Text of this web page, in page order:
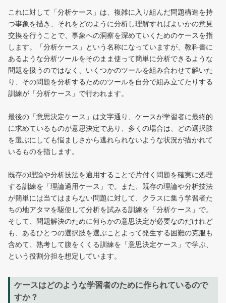
これに対して「分析ケース」は、複雑に入り組んだ問題構造を持
つ事象を描き、それをどのように分析し理解すればよいかの意見
交換を行うことで、事象への洞察を深めていくためのケースを指
します。「分析ケース」という名称になっていますが、教科書に
あるような分析ツールをそのまま使って簡単に分析できるような
問題を扱うのではなく、いくつかのツールを組み合わせて解いた
り、その問題を分析するためのツールを自分で組み立てたりする
訓練が「分析ケース」で行われます。
最後の「意思決定ケース」は文字通り、ケースが学習者に最終的
に求めているものが意思決定であり、多くの場合は、どの選択肢
を選ぶにしても悩ましさから逃れられないような状況が描かれて
いるものを指します。
既存の理論や分析技法を適用することで片付く問題を確実に処理
する訓練を「理論適用ケース」で。また、既存の理論や分析技法
が簡単には当てはまらない問題に対して、クラスに集う学習者た
ちの地アタマを駆使して分析を試みる訓練を「分析ケース」で。
そして、問題解決のために何らかの意思決定が必要なのだけれど
も、あるひとつの選択肢を選ぶことよって発生する困難の克服も
含めて、熟考して腹をくくる訓練を「意思決定ケース」で学ぶ、
という役割分担を想定しています。
ケースはどのような学習者のために作られているので
すか？